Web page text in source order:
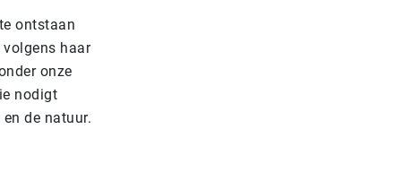
ontstaan
volgens haar
onze
nodigt
de natuur.